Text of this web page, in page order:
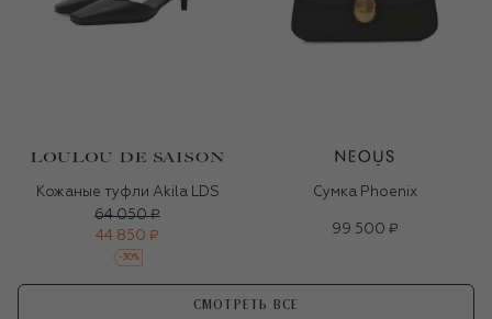
Кожаные туфли Akila LDS
64 050 ₽
44 850 ₽
-30%
Сумка Phoenix
99 500 ₽
СМОТРЕТЬ ВСЕ